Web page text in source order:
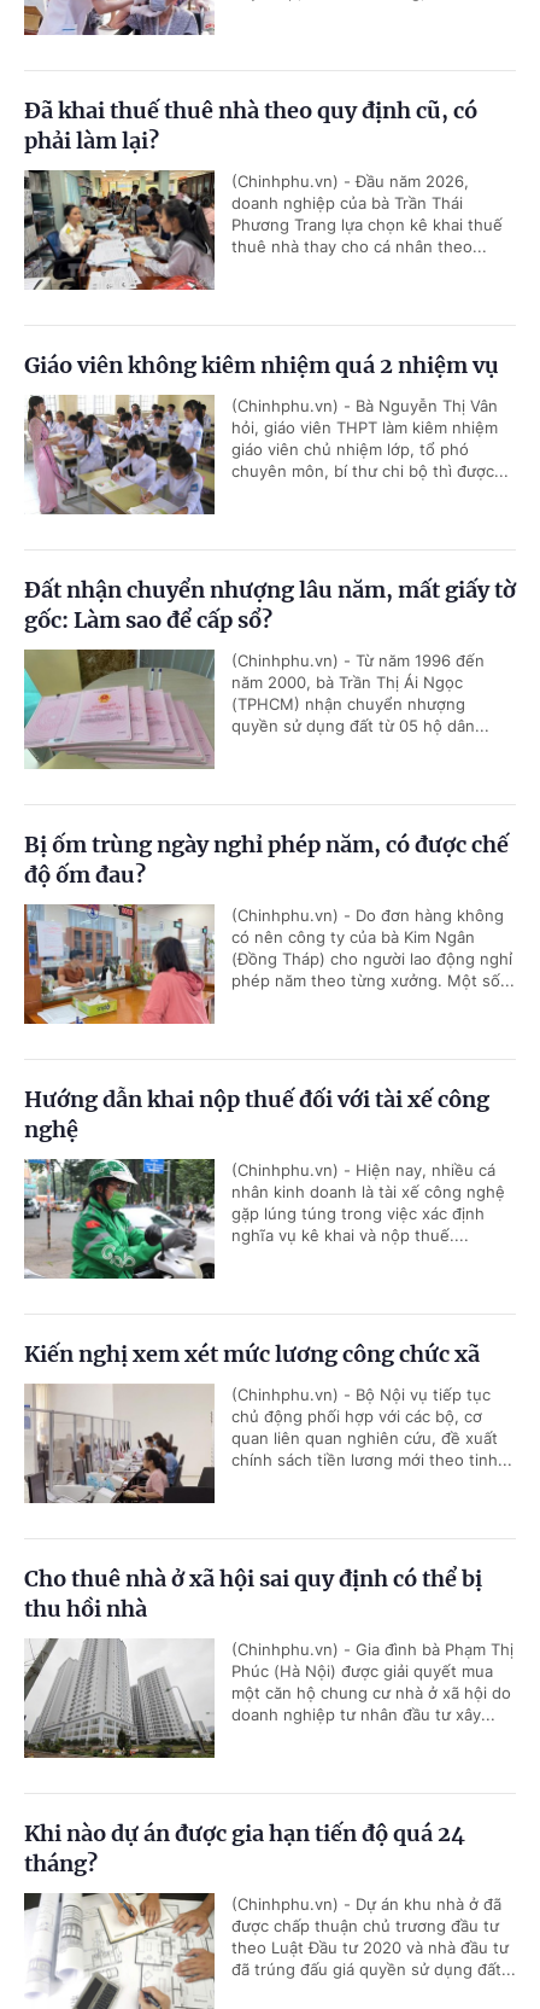
Đã khai thuế thuê nhà theo quy định cũ, có
phải làm lại?
(Chinhphu.vn) - Đầu năm 2026,
doanh nghiệp của bà Trần Thái
Phương Trang lựa chọn kê khai thuế
thuê nhà thay cho cá nhân theo...
Giáo viên không kiêm nhiệm quá 2 nhiệm vụ
(Chinhphu.vn) - Bà Nguyễn Thị Vân
hỏi, giáo viên THPT làm kiêm nhiệm
giáo viên chủ nhiệm lớp, tổ phó
chuyên môn, bí thư chi bộ thì được...
Đất nhận chuyển nhượng lâu năm, mất giấy tờ
gốc: Làm sao để cấp sổ?
(Chinhphu.vn) - Từ năm 1996 đến
năm 2000, bà Trần Thị Ái Ngọc
(TPHCM) nhận chuyển nhượng
quyền sử dụng đất từ 05 hộ dân...
Bị ốm trùng ngày nghỉ phép năm, có được chế
độ ốm đau?
(Chinhphu.vn) - Do đơn hàng không
có nên công ty của bà Kim Ngân
(Đồng Tháp) cho người lao động nghỉ
phép năm theo từng xưởng. Một số...
Hướng dẫn khai nộp thuế đối với tài xế công
nghệ
(Chinhphu.vn) - Hiện nay, nhiều cá
nhân kinh doanh là tài xế công nghệ
gặp lúng túng trong việc xác định
nghĩa vụ kê khai và nộp thuế....
Kiến nghị xem xét mức lương công chức xã
(Chinhphu.vn) - Bộ Nội vụ tiếp tục
chủ động phối hợp với các bộ, cơ
quan liên quan nghiên cứu, đề xuất
chính sách tiền lương mới theo tinh...
Cho thuê nhà ở xã hội sai quy định có thể bị
thu hồi nhà
(Chinhphu.vn) - Gia đình bà Phạm Thị
Phúc (Hà Nội) được giải quyết mua
một căn hộ chung cư nhà ở xã hội do
doanh nghiệp tư nhân đầu tư xây...
Khi nào dự án được gia hạn tiến độ quá 24
tháng?
(Chinhphu.vn) - Dự án khu nhà ở đã
được chấp thuận chủ trương đầu tư
theo Luật Đầu tư 2020 và nhà đầu tư
đã trúng đấu giá quyền sử dụng đất...